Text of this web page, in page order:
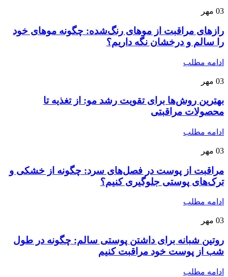
03 مهر
رازهای مراقبت از موهای رنگ‌شده: چگونه موهای خود
را سالم و درخشان نگه داریم؟
ادامه مطلب
03 مهر
بهترین روش‌ها برای تقویت رشد مو: از تغذیه تا
محصولات مراقبتی
ادامه مطلب
03 مهر
مراقبت از پوست در فصل‌های سرد: چگونه از خشکی و
ترک‌های پوستی جلوگیری کنیم؟
ادامه مطلب
03 مهر
روتین شبانه برای داشتن پوستی سالم: چگونه در طول
شب از پوست خود مراقبت کنیم
ادامه مطلب